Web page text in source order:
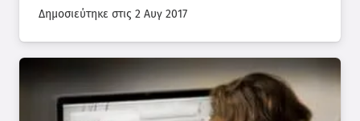
Δημοσιεύτηκε στις 2 Αυγ 2017